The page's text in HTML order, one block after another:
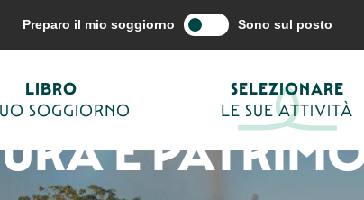
Preparo il mio soggiorno Sono sul posto
LIBRO
SOGGIORNO
SELEZIONARE
LE SUE ATTIVITÀ
E